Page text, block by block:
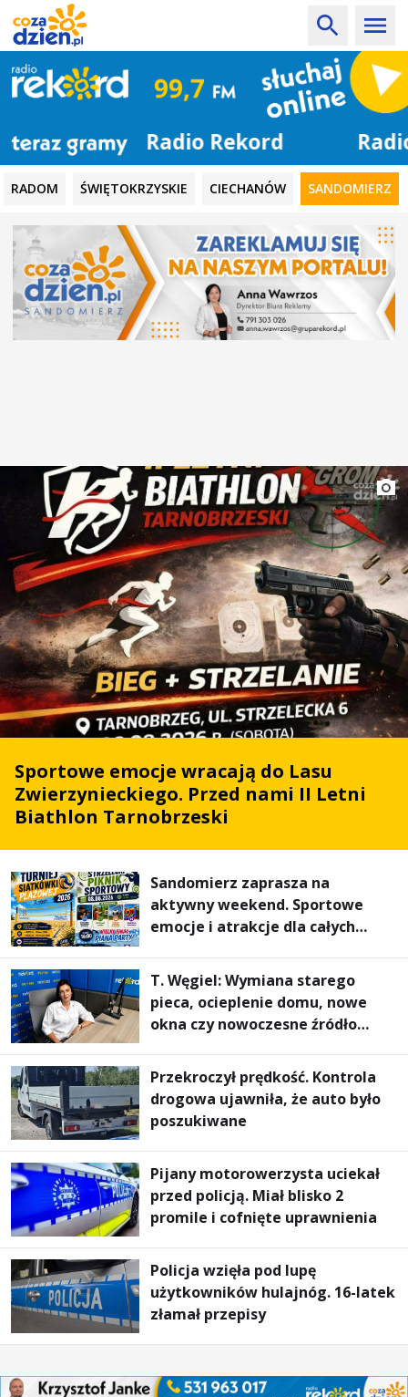
Radio Rekord
RADOM ŚWIĘTOKRZYSKIE CIECHANÓW SANDOMIERZ
Sportowe emocje wracają do Lasu
Zwierzynieckiego. Przed nami II Letni
Biathlon Tarnobrzeski
Sandomierz zaprasza na
aktywny weekend. Sportowe
emocje i atrakcje dla całych
T. Węgiel: Wymiana starego
pieca, ocieplenie domu, nowe
okna czy nowoczesne źródło
rachunki za energię, lepszy
komfort życia i... czystsze
powietrze
Przekroczył prędkość. Kontrola
drogowa ujawniła, że auto było
poszukiwane
Pijany motorowerzysta uciekał
przed policją. Miał blisko 2
promile i cofnięte uprawnienia
Policja wzięła pod lupę
użytkowników hulajnóg. 16-latek
złamał przepisy